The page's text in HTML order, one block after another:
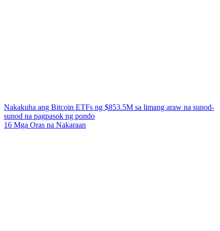
Nakakuha ang Bitcoin ETFs ng $853.5M sa limang araw na sunod-
sunod na pagpasok ng pondo
16 Mga Oras na Nakaraan